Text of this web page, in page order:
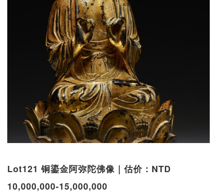
Lot121 铜鎏金阿弥陀佛像｜估价：NTD
10,000,000-15,000,000